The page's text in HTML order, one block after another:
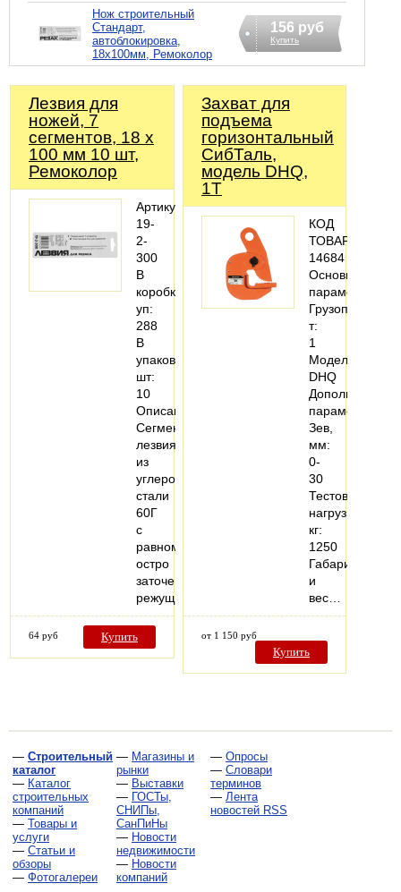
Нож строительный
Стандарт,
автоблокировка,
18х100мм, Ремоколор
156 руб
Купить
Лезвия для
ножей, 7
сегментов, 18 х
100 мм 10 шт,
Ремоколор
Артикул:
19-
2-
300
В
коробке,
уп:
288
В
упаковке,
шт:
10
Описание:
Сегментированные
лезвия
из
углеродистой
стали
60Г
с
равномерно
остро
заточенной
режущей…
64 руб Купить
Захват для
подъема
горизонтальный
СибТаль,
модель DHQ,
1Т
КОД
ТОВАРА:
14684
Основные
параметры
т:
1
Модель:
DHQ
параметры
Зев,
мм:
0-
30
Тестовая
нагрузка,
кг:
1250
Габариты
и
вес…
от 1 150 руб
Купить
— Строительный
каталог
— Каталог
строительных
компаний
— Товары и
услуги
— Статьи и
обзоры
— Фотогалереи
— Магазины и
рынки
— Выставки
— ГОСТы,
СНИПы,
СанПиНы
— Новости
недвижимости
— Новости
компаний
— Опросы
— Словари
терминов
— Лента
новостей RSS